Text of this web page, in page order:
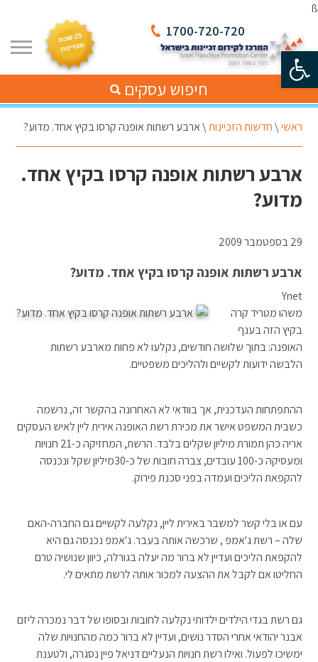
פתח סרגל נגישות
ß
1700-720-720
חיפוש עסקים
ראשי\חדשות הזכיינות\ארבע רשתות אופנה קרסו בקיץ אחד. מדוע?
ארבע רשתות אופנה קרסו בקיץ אחד.
מדוע?
29 בספטמבר 2009
ארבע רשתות אופנה קרסו בקיץ אחד. מדוע?
Ynet
משהו מטריד קרה
בקיץ הזה בענף
האופנה: בתוך שלושה חודשים, נקלעו לא פחות מארבע רשתות
הלבשה ידועות לקשיים ולהליכים משפטיים.
ההתפתחות העדכנית, אך בוודאי לא האחרונה בהקשר זה, נרשמה
כשבית המשפט אישר את מכירת רשת האופנה אירית ליין לאיש העסקים
אריה כהן תמורת מיליון שקלים בלבד. הרשת, המחזיקה כ-21 חנויות
ומעסיקה כ-100 עובדים, צברה חובות של כ-30מיליון שקל ונכנסה
להקפאת הליכים ועמדה בפני סכנת פירוק.
עם או בלי קשר למשבר באירית ליין, נקלעה לקשיים גם החברה-האם
שלה – רשת ג'אמפ , שרכשה אותה בעבר. ג'אמפ נכנסה גם היא
להקפאת הליכים ועדיין לא ברור מה יעלה בגורלה, כיוון שנושיה טרם
החליטו אם לקבל את ההצעה למכור אותה לרשת מתאים לי.
גם רשת בגדי הילדים ילדותי נקלעה לחובות ובסופו של דבר נמכרה ליזם
אבנר יהודאי אחרי הסדר נושים, ועדיין לא ברור כמה מהחנויות שלה
ימשיכו לפעול. ואילו רשת חנויות הנעליים דניאל פיין נסגרה, ולטענת